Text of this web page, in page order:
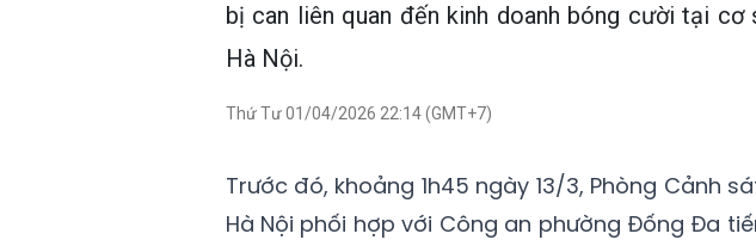
bị can liên quan đến kinh doanh bóng cười tại cơ
Hà Nội.
Thứ Tư 01/04/2026 22:14 (GMT+7)
Trước đó, khoảng 1h45 ngày 13/3, Phòng Cảnh
Hà Nội phối hợp với Công an phường Đống Đa